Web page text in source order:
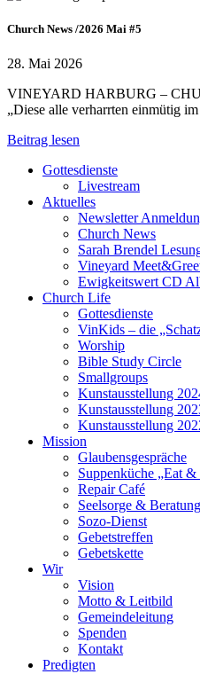
Church News /2026 Mai #5
28. Mai 2026
VINEYARD HARBURG –
„Diese alle verharrten einmütig
Beitrag lesen
Gottesdienste
Livestream
Aktuelles
Newsletter
Church News
Sarah Brendel
Vineyard
Ewigkeitswert CD
Church Life
Gottesdienste
VinKids – die
Worship
Bible Study Circle
Smallgroups
Kunstausstellung
Kunstausstellung
Kunstausstellung
Mission
Glaubensgespräche
Suppenküche „Eat &
Repair Café
Seelsorge & Beratung
Sozo-Dienst
Gebetstreffen
Gebetskette
Wir
Vision
Motto & Leitbild
Gemeindeleitung
Spenden
Kontakt
Predigten